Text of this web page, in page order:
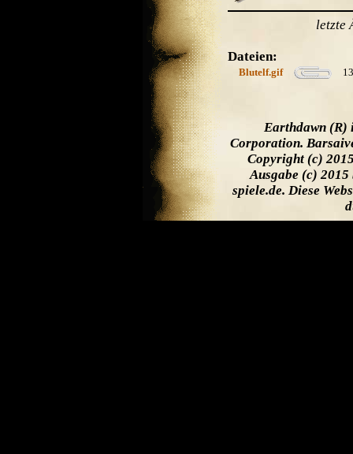
letzte
Dateien:
Blutelf.gif
Earthdawn (R)
Corporation.
Copyright (c)
Ausgabe (c) 2015
spiele.de. Diese